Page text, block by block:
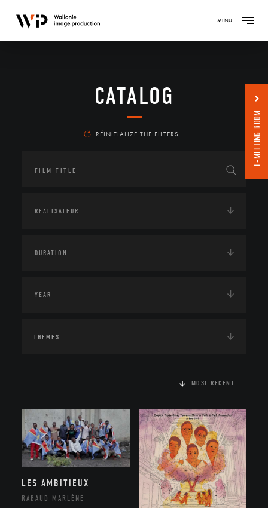
MENU
CATALOG
RÉINITIALIZE THE FILTERS
THEMES
MOST RECENT
LES AMBITIEUX
RABAUD MARLÈNE
E-MEETING ROOM